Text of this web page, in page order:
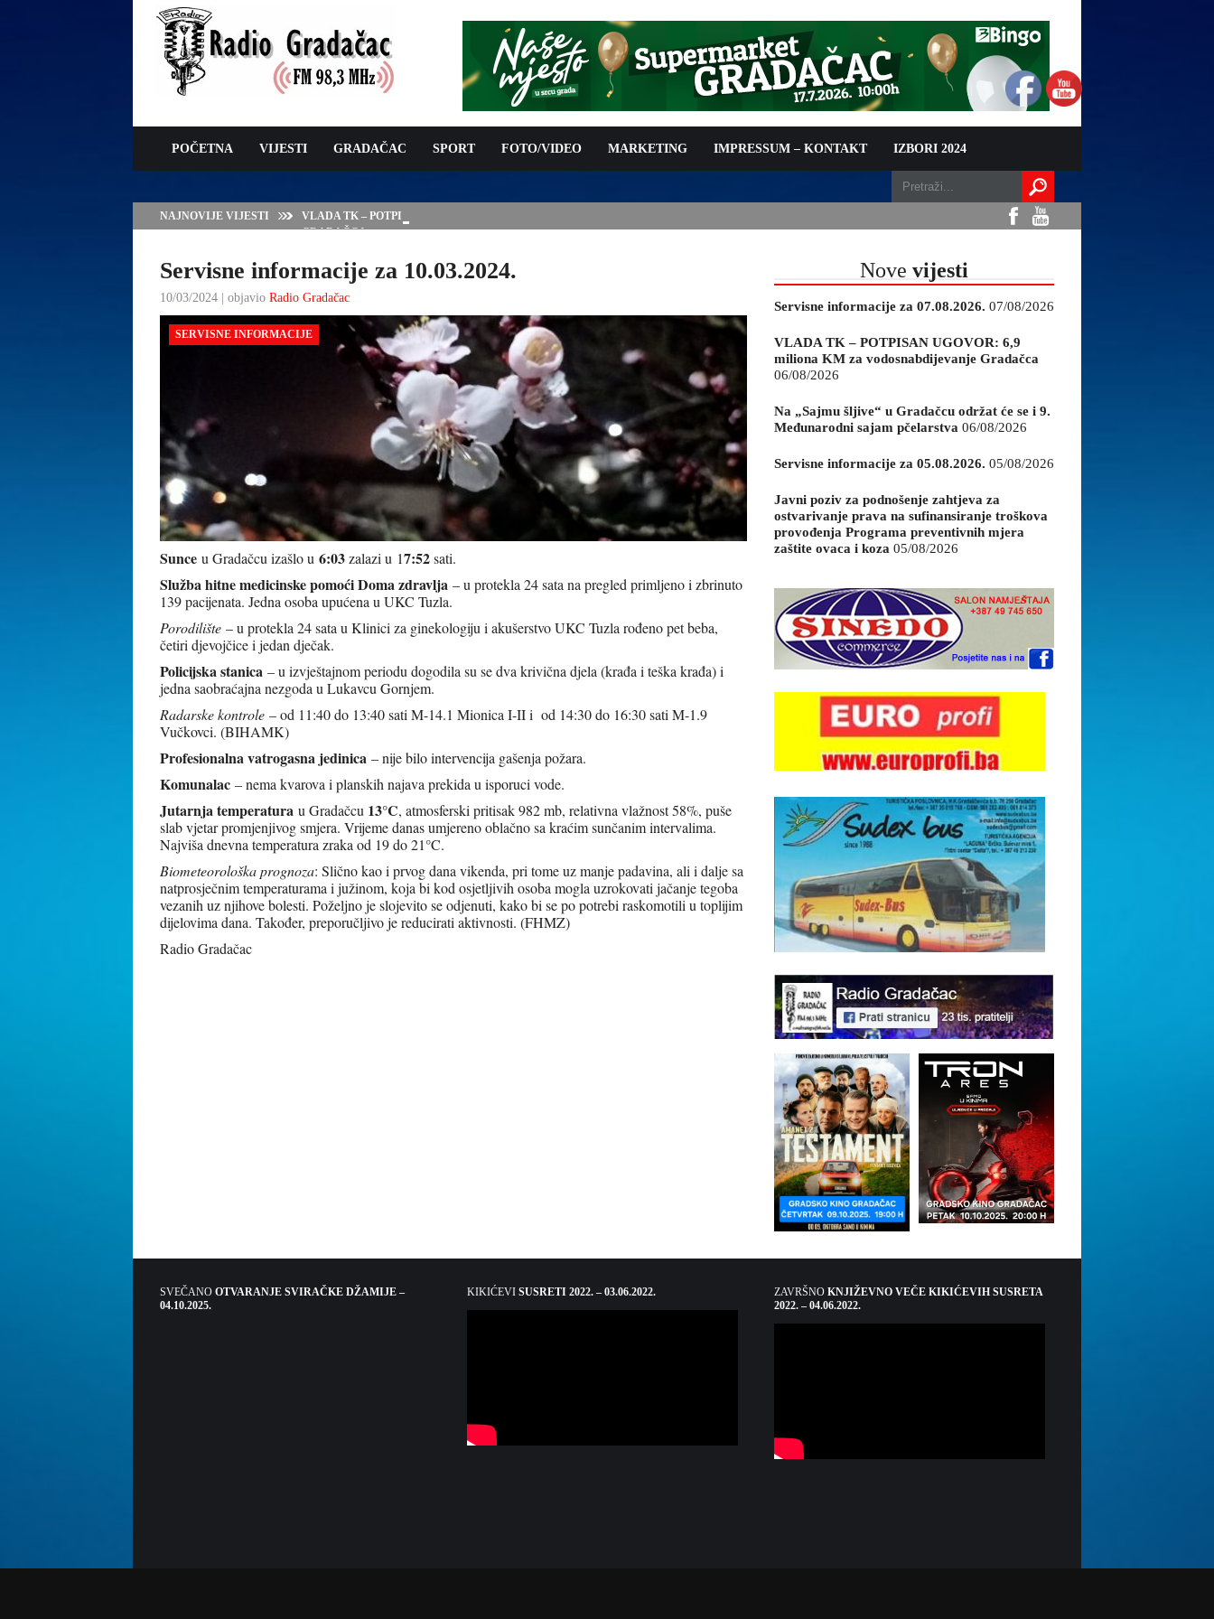
POČETNA VIJESTI GRADAČAC SPORT FOTO/VIDEO MARKETING IMPRESSUM – KONTAKT IZBORI 2024
NAJNOVIJE VIJESTI
VLADA TK – POTPISAN UGOVOR: 6,9 MILIONA KM ZA VODOSNABDIJEVANJE
GRADAČCA
Servisne informacije za 10.03.2024.
10/03/2024 | objavio Radio Gradačac
SERVISNE INFORMACIJE
Sunce u Gradačcu izašlo u 6:03zalazi u 17:52sati.
Služba hitne medicinske pomoći Doma zdravlja – u protekla 24 sata na pregled primljeno i zbrinuto
139 pacijenata. Jedna osoba upućena u UKC Tuzla.
Porodilište – u protekla 24 sata u Klinici za ginekologiju i akušerstvo UKC Tuzla rođeno pet beba,
četiri djevojčice i jedan dječak.
Policijska stanica – u izvještajnom periodu dogodila su se dva krivična djela (krađa i teška krađa) i
jedna saobraćajna nezgoda u Lukavcu Gornjem.
Radarske kontrole – od 11:40 do 13:40 sati M-14.1 Mionica I-II i od 14:30 do 16:30 sati M-1.9
Vučkovci. (BIHAMK)
Profesionalna vatrogasna jedinica – nije bilo intervencija gašenja požara.
Komunalac – nema kvarova i planskih najava prekida u isporuci vode.
Jutarnja temperatura u Gradačcu 13°C, atmosferski pritisak 982 mb, relativna vlažnost 58%, puše
slab vjetar promjenjivog smjera. Vrijeme danas umjereno oblačno sa kraćim sunčanim intervalima.
Najviša dnevna temperatura zraka od 19 do 21°C.
Biometeorološka prognoza: Slično kao i prvog dana vikenda, pri tome uz manje padavina, ali i dalje sa
natprosječnim temperaturama i južinom, koja bi kod osjetljivih osoba mogla uzrokovati jačanje tegoba
vezanih uz njihove bolesti. Poželjno je slojevito se odjenuti, kako bi se po potrebi raskomotili u toplijim
dijelovima dana. Također, preporučljivo je reducirati aktivnosti. (FHMZ)
Radio Gradačac
Nove vijesti
Servisne informacije za 07.08.2026. 07/08/2026
VLADA TK – POTPISAN UGOVOR: 6,9
miliona KM za vodosnabdijevanje Gradačca
06/08/2026
Na „Sajmu šljive“ u Gradačcu održat će se i 9.
Međunarodni sajam pčelarstva 06/08/2026
Servisne informacije za 05.08.2026. 05/08/2026
Javni poziv za podnošenje zahtjeva za
ostvarivanje prava na sufinansiranje troškova
provođenja Programa preventivnih mjera
zaštite ovaca i koza 05/08/2026
SVEČANO OTVARANJE SVIRAČKE DŽAMIJE –
04.10.2025.
KIKIĆEVI SUSRETI 2022. – 03.06.2022. ZAVRŠNO KNJIŽEVNO VEČE KIKIĆEVIH SUSRETA
2022. – 04.06.2022.